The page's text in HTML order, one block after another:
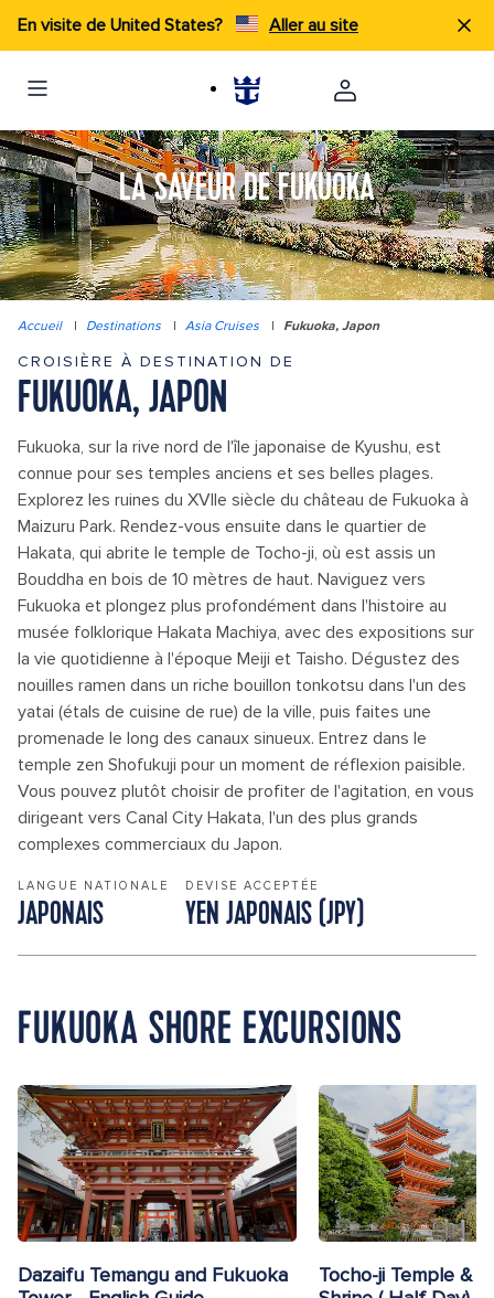
En visite de United States? Aller au site
LA SAVEUR DE FUKUOKA
Accueil | Destinations | Asia Cruises | Fukuoka, Japon
CROISIÈRE À DESTINATION DE
FUKUOKA, JAPON
Fukuoka, sur la rive nord de l'île japonaise de Kyushu, est
connue pour ses temples anciens et ses belles plages.
Explorez les ruines du XVIIe siècle du château de Fukuoka à
Maizuru Park. Rendez-vous ensuite dans le quartier de
Hakata, qui abrite le temple de Tocho-ji, où est assis un
Bouddha en bois de 10 mètres de haut. Naviguez vers
Fukuoka et plongez plus profondément dans l'histoire au
musée folklorique Hakata Machiya, avec des expositions sur
la vie quotidienne à l'époque Meiji et Taisho. Dégustez des
nouilles ramen dans un riche bouillon tonkotsu dans l'un des
yatai (étals de cuisine de rue) de la ville, puis faites une
promenade le long des canaux sinueux. Entrez dans le
temple zen Shofukuji pour un moment de réflexion paisible.
Vous pouvez plutôt choisir de profiter de l'agitation, en vous
dirigeant vers Canal City Hakata, l'un des plus grands
complexes commerciaux du Japon.
LANGUE NATIONALE
JAPONAIS
DEVISE ACCEPTÉE
YEN JAPONAIS (JPY)
FUKUOKA SHORE EXCURSIONS